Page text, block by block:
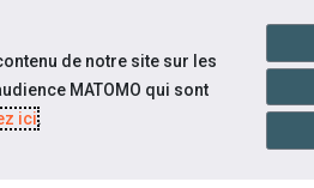
Accessibilité
de notre site sur les
MATOMO qui sont
ici.